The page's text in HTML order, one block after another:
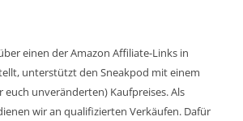
einen der Amazon Affiliate-Links in
unterstützt den Sneakpod mit einem
euch unveränderten) Kaufpreises. Als
wir an qualifizierten Verkäufen. Dafür